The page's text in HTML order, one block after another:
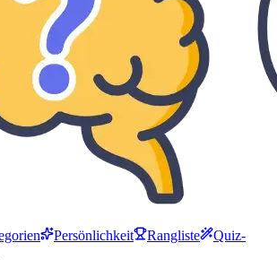
Persönlichkeit Rangliste
Quiz-